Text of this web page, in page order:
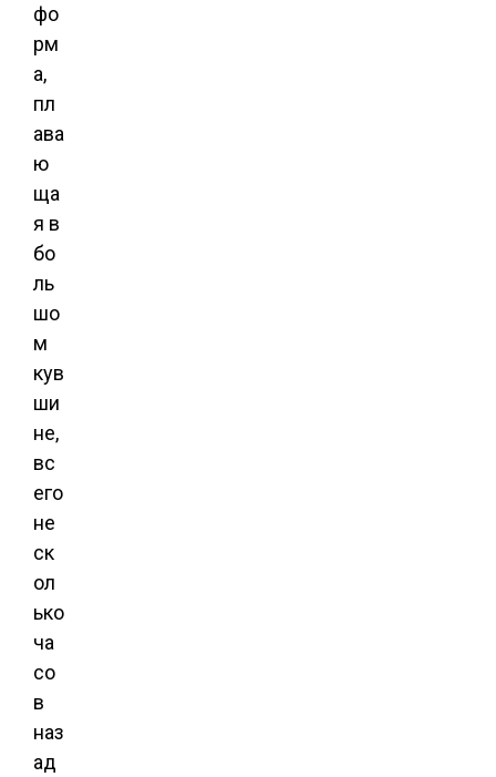
фо
рм
а,
пл
ава
ю
ща
я в
бо
ль
шо
м
кув
ши
не,
вс
его
не
ск
ол
ько
ча
со
в
наз
ад